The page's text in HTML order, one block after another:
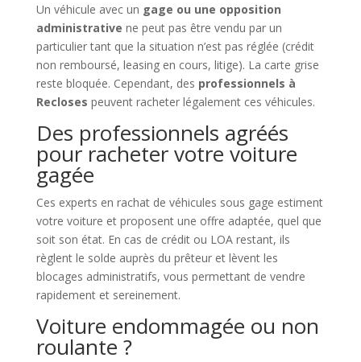
Un véhicule avec un gage ou une opposition
administrative ne peut pas être vendu par un
particulier tant que la situation n’est pas réglée (crédit
non remboursé, leasing en cours, litige). La carte grise
reste bloquée. Cependant, des professionnels à
Recloses peuvent racheter légalement ces véhicules.
Des professionnels agréés
pour racheter votre voiture
gagée
Ces experts en rachat de véhicules sous gage estiment
votre voiture et proposent une offre adaptée, quel que
soit son état. En cas de crédit ou LOA restant, ils
règlent le solde auprès du prêteur et lèvent les
blocages administratifs, vous permettant de vendre
rapidement et sereinement.
Voiture endommagée ou non
roulante ?